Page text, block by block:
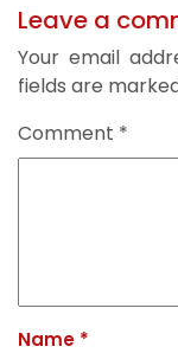
Leave a
Your email
fields are
Comment *
Name *